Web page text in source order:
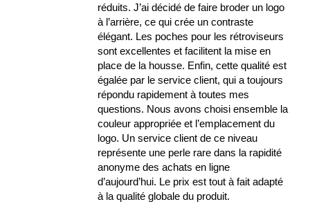
réduits. J’ai décidé de faire broder un logo
à l’arrière, ce qui crée un contraste
élégant. Les poches pour les rétroviseurs
sont excellentes et facilitent la mise en
place de la housse. Enfin, cette qualité est
égalée par le service client, qui a toujours
répondu rapidement à toutes mes
questions. Nous avons choisi ensemble la
couleur appropriée et l’emplacement du
logo. Un service client de ce niveau
représente une perle rare dans la rapidité
anonyme des achats en ligne
d’aujourd’hui. Le prix est tout à fait adapté
à la qualité globale du produit.